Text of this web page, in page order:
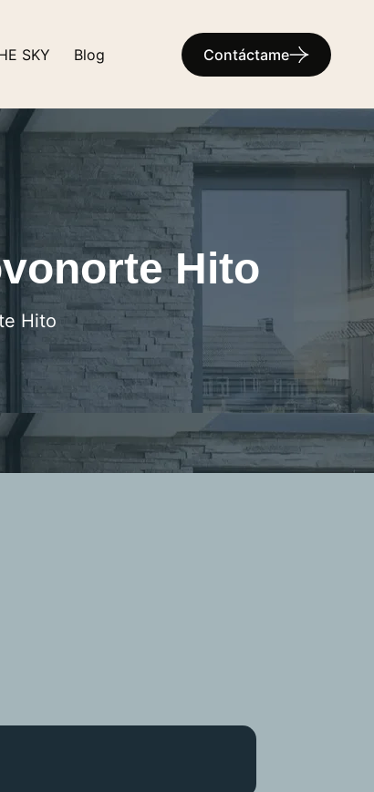
SKY Blog Contáctame
Hito
Hito